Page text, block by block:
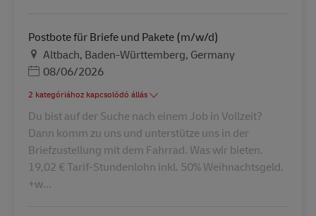
Postbote für Briefe und Pakete (m/w/d)
Helyszín
Altbach, Baden-Württemberg, Germany
Posted Date
08/06/2026
2 kategóriához kapcsolódó állás
Du bist auf der Suche nach einem Job in Vollzeit?
Dann komm zu uns und unterstütze uns in der
Briefzustellung mit dem Fahrrad. Was wir bieten.
19,02 € Tarif-Stundenlohn inkl. 50% Weihnachtsgeld.
+w...